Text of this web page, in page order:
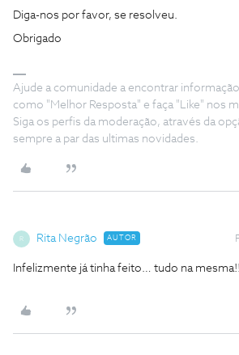
Diga-nos por favor, se resolveu.
Obrigado
Ajude a comunidade a encontrar
como "Melhor Resposta" e faça "Like" nos
Siga os perfis da moderação, através da
sempre a par das ultimas novidades.
R Rita Negrão AUTOR
Infelizmente já tinha feito… tudo na mesma!!